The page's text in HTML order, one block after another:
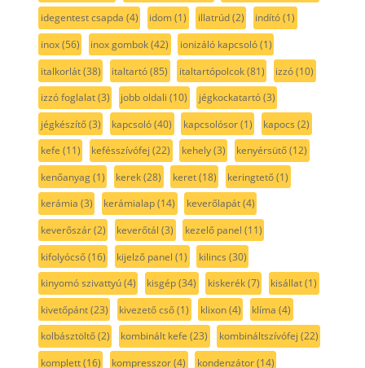
idegentest csapda (4) idom(1) illatrúd(2) indító(1)
inox(56) inox gombok(42) ionizáló kapcsoló(1)
italkorlát(38) italtartó(85) italtartópolcok(81) izzó(10)
izzó foglalat(3) jobb oldali (10) jégkockatartó(3)
jégkészítő(3) kapcsoló(40) kapcsolósor(1) kapocs (2)
kefe (11) kefésszívófej (22) kehely(3) kenyérsütő(12)
kenőanyag(1) kerek(28) keret(18) keringtető(1)
kerámia (3) kerámialap(14) keverőlapát(4)
keverőszár(2) keverőtál (3) kezelő panel (11)
kifolyócső(16) kijelző panel (1) kilincs (30)
kinyomó szivattyú(4) kisgép(34) kiskerék(7) kisállat(1)
kivetőpánt(23) kivezető cső(1) klixon(4) klíma (4)
kolbásztöltő(2) kombinált kefe (23) kombináltszívófej (22)
komplett(16) kompresszor(4) kondenzátor(14)